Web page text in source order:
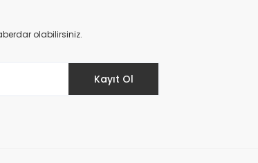
Gönder
olabilirsiniz.
Kayıt Ol